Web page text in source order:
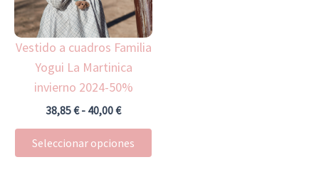
Vestido a cuadros Familia
Yogui La Martinica
invierno 2024-50%
38,85€ - 40,00€
Seleccionar opciones
Las
opciones
la